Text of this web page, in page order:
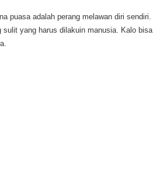
puasa adalah perang melawan diri sendiri.
sulit yang harus dilakuin manusia. Kalo bisa